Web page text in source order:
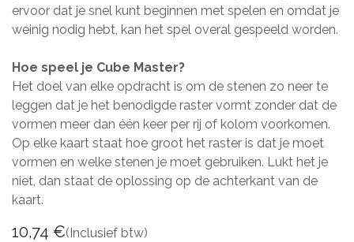
ervoor dat je snel kunt beginnen met spelen en omdat je
weinig nodig hebt, kan het spel overal gespeeld worden.
Hoe speel je Cube Master?
Het doel van elke opdracht is om de stenen zo neer te
leggen dat je het benodigde raster vormt zonder dat de
vormen meer dan één keer per rij of kolom voorkomen.
Op elke kaart staat hoe groot het raster is dat je moet
vormen en welke stenen je moet gebruiken. Lukt het je
niet, dan staat de oplossing op de achterkant van de
kaart.
10,74 €(Inclusief btw)